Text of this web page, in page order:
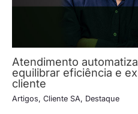
Atendimento
equilibrar eficiência e
cliente
Artigos, Cliente SA, Destaque